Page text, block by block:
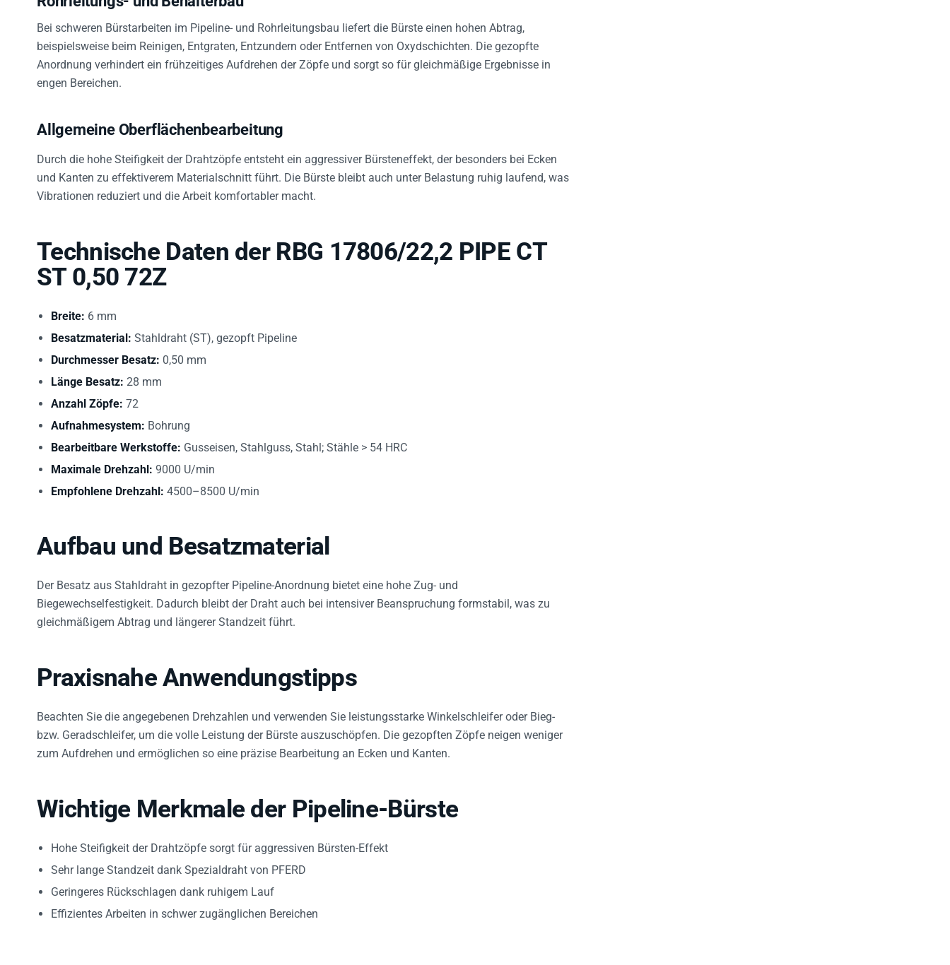
Bei schweren Bürstarbeiten im Pipeline- und Rohrleitungsbau liefert die Bürste einen hohen Abtrag,
beispielsweise beim Reinigen, Entgraten, Entzundern oder Entfernen von Oxydschichten. Die gezopfte
Anordnung verhindert ein frühzeitiges Aufdrehen der Zöpfe und sorgt so für gleichmäßige Ergebnisse in
engen Bereichen.
Allgemeine Oberflächenbearbeitung
Durch die hohe Steifigkeit der Drahtzöpfe entsteht ein aggressiver Bürsteneffekt, der besonders bei Ecken
und Kanten zu effektiverem Materialschnitt führt. Die Bürste bleibt auch unter Belastung ruhig laufend, was
Vibrationen reduziert und die Arbeit komfortabler macht.
Technische Daten der RBG 17806/22,2 PIPE CT
ST 0,50 72Z
Breite:
6 mm
Besatzmaterial: Stahldraht (ST), gezopft Pipeline
Durchmesser Besatz:
0,50 mm
Länge Besatz:
28 mm
Anzahl Zöpfe:
72
Aufnahmesystem:
Bohrung
Bearbeitbare Werkstoffe:
Gusseisen, Stahlguss, Stahl; Stähle > 54 HRC
Maximale Drehzahl: 9000 U/min
Empfohlene Drehzahl:
4500–8500 U/min
Aufbau und Besatzmaterial
Der Besatz aus Stahldraht in gezopfter Pipeline-Anordnung bietet eine hohe Zug- und
Biegewechselfestigkeit. Dadurch bleibt der Draht auch bei intensiver Beanspruchung formstabil, was zu
gleichmäßigem Abtrag und längerer Standzeit führt.
Praxisnahe Anwendungstipps
Beachten Sie die angegebenen Drehzahlen und verwenden Sie leistungsstarke Winkelschleifer oder Bieg-
bzw. Geradschleifer, um die volle Leistung der Bürste auszuschöpfen. Die gezopften Zöpfe neigen weniger
zum Aufdrehen und ermöglichen so eine präzise Bearbeitung an Ecken und Kanten.
Wichtige Merkmale der Pipeline-Bürste
Hohe Steifigkeit der Drahtzöpfe sorgt für aggressiven Bürsten-Effekt
Sehr lange Standzeit dank Spezialdraht von PFERD
Geringeres Rückschlagen dank ruhigem Lauf
Effizientes Arbeiten in schwer zugänglichen Bereichen